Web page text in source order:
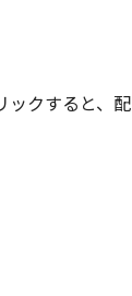
ックすると、配